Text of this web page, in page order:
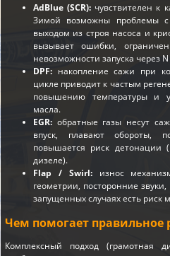
AdBlue (SCR): чувствителен к
Зимой возможны проблемы с
выходом из строя насоса и
вызывает ошибки,
невозможности запуска через
DPF: накопление сажи при
цикле приводит к частым
повышению температуры и
масла.
EGR: обратные газы несут
впуск, плавают обороты,
повышается риск
дизеле).
Flap / Swirl:износ
геометрии, посторонние
запущенных случаях есть риск
Чем помогает правильное
Комплексный подход (грамотная